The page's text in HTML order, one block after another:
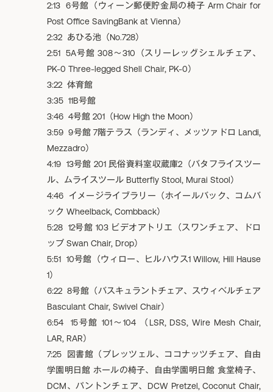
2:13 6号館（ウィーン郵便貯金局の椅子 Arm Chair for
Post Office SavingBank at Vienna）
2:32 あひる池（No.728）
2:51 5A号館 308〜310（スリーレッグシェルチェア、
PK-0 Three-legged Shell Chair, PK-0）
3:22 体育館
3:35 11B号館
3:46 4号館 201（How High the Moon）
3:59 9号館 7階テラス（ランディ、メッツァドロ Landi,
Mezzadro）
4:19 13号館 201 民俗資料室収蔵庫2（バタフライスツー
ル、ムライスツール Butterfly Stool, Murai Stool）
4:46 イメージライブラリー（ホイールバック、コムバ
ック Wheelback, Combback）
5:28 12号館 103 ビデオアトリエ（スワンチェア、ドロ
ップ Swan Chair, Drop）
5:51 10号館（ウィロー、ヒルハウス1 Willow, Hill Hause
1）
6:22 8号館（バスキュラントチェア、スウィベルチェア
Basculant Chair, Swivel Chair）
6:54 15号館 101〜104 （LSR, DSS, Wire Mesh Chair,
LAR, RAR）
7:25 図書館（プレッツェル、ココナッツチェア、自由
学園明日館 ホールの椅子、自由学園明日館 食堂椅子、
DCM、パントンチェア、DCW Pretzel, Coconut Chair,